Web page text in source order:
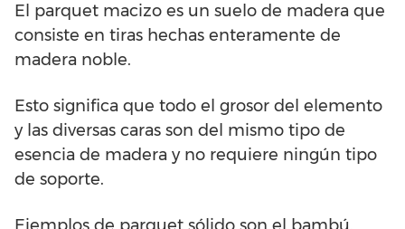
El parquet macizo es un suelo de madera que
consiste en tiras hechas enteramente de
madera noble.
Esto significa que todo el grosor del elemento
y las diversas caras son del mismo tipo de
esencia de madera y no requiere ningún tipo
de soporte.